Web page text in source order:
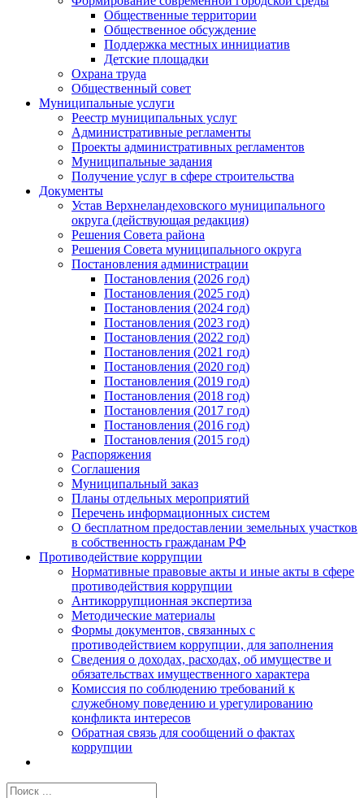
Общественные территории
Общественное обсуждение
Поддержка местных иннициатив
Детские площадки
Охрана труда
Общественный совет
Муниципальные услуги
Реестр муниципальных услуг
Административные регламенты
Проекты административных регламентов
Муниципальные задания
Получение услуг в сфере строительства
Документы
Устав Верхнеландеховского муниципального
округа (действующая редакция)
Решения Совета района
Решения Совета муниципального округа
Постановления администрации
Постановления (2026 год)
Постановления (2025 год)
Постановления (2024 год)
Постановления (2023 год)
Постановления (2022 год)
Постановления (2021 год)
Постановления (2020 год)
Постановления (2019 год)
Постановления (2018 год)
Постановления (2017 год)
Постановления (2016 год)
Постановления (2015 год)
Распоряжения
Соглашения
Муниципальный заказ
Планы отдельных мероприятий
Перечень информационных систем
О бесплатном предоставлении земельных участков
в собственность гражданам РФ
Противодействие коррупции
Нормативные правовые акты и иные акты в сфере
противодействия коррупции
Антикоррупционная экспертиза
Методические материалы
Формы документов, связанных с
противодействием коррупции, для заполнения
Сведения о доходах, расходах, об имуществе и
обязательствах имущественного характера
Комиссия по соблюдению требований к
служебному поведению и урегулированию
конфликта интересов
Обратная связь для сообщений о фактах
коррупции
Результат